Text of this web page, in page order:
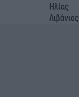
Ηλίας
Λιβάνιος